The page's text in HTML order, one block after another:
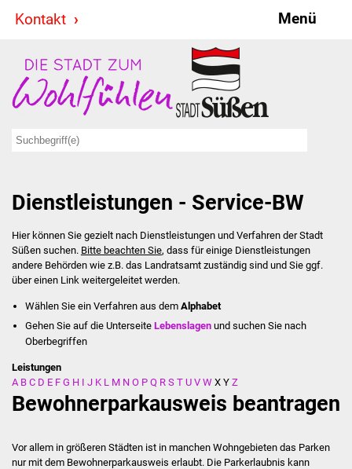
Kontakt Menü
Stadt & Politik
Bürgermeister
Ausschüsse
Ratsinformationssystem
Jugendbeirat
Summerrockfestival
Stadtverwaltung
Behördenwegweiser
Dienstleistungen - Service-BW
Hier können Sie gezielt nach Dienstleistungen und Verfahren der Stadt
Süßen suchen. Bitte beachten Sie, dass für einige Dienstleistungen
andere Behörden wie z.B. das Landratsamt zuständig sind und Sie ggf.
über einen Link weitergeleitet werden.
Wählen Sie ein Verfahren aus dem Alphabet
Gehen Sie auf die UnterseiteLebenslagen und suchen Sie nach
Oberbegriffen
Leistungen
A B C D E F G H I J K L M N O P Q R S T U V W X Y Z
Bewohnerparkausweis beantragen
Vor allem in größeren Städten ist in manchen Wohngebieten das Parken
nur mit dem Bewohnerparkausweis erlaubt. Die Parkerlaubnis kann